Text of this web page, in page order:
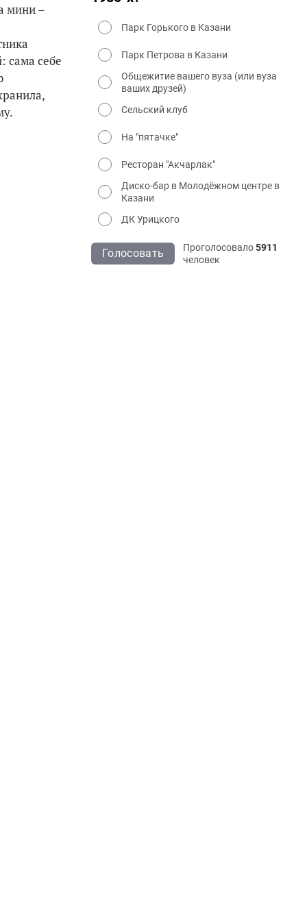
мини –
сама себе
Парк Горького в Казани
Парк Петрова в Казани
Общежитие вашего вуза (или вуза
ваших друзей)
Сельский клуб
На "пятачке"
Ресторан "Акчарлак"
Диско-бар в Молодёжном центре в
Казани
ДК Урицкого
Голосовать Проголосовало5911
человек